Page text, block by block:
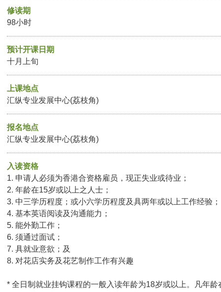
修读期
98小时
预计开课日期
十月上旬
上课地点
汇纵专业发展中心(荔枝角)
报名地点
汇纵专业发展中心(荔枝角)
入读资格
1. 申请人必须为香港合资格雇员，现正失业或待业；
2. 年龄在15岁或以上之人士；
3. 中三学历程度；或小六学历程度及具两年或以上工作经验；
4. 基本英语阅读及沟通能力；
5. 能外勤工作；
6. 须通过面试；
7. 具就业意欲；及
8. 对花店实务及花艺制作工作有兴趣
* 全日制就业挂钩课程的一般入读年龄为18岁或以上。凡年